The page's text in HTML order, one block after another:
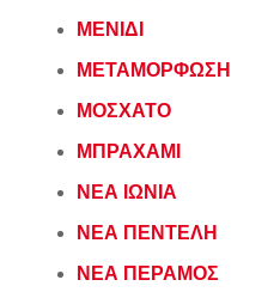
ΜΕΝΙΔΙ
ΜΕΤΑΜΟΡΦΩΣΗ
ΜΟΣΧΑΤΟ
ΜΠΡΑΧΑΜΙ
ΝΕΑ ΙΩΝΙΑ
ΝΕΑ ΠΕΝΤΕΛΗ
ΝΕΑ ΠΕΡΑΜΟΣ